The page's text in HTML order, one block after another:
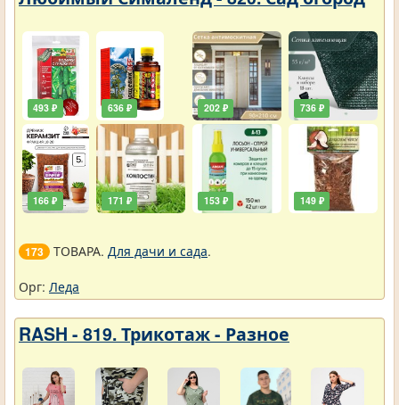
493 ₽
166 ₽
636 ₽
171 ₽
202 ₽
153 ₽
736 ₽
149 ₽
173 ТОВАРА. Для дачи и сада.
Орг: Леда
RASH - 819. Трикотаж - Разное